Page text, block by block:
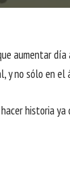
aumentar
y no sólo en el
historia ya